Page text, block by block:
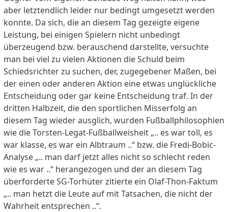
aber letztendlich leider nur bedingt umgesetzt werden
konnte. Da sich, die an diesem Tag gezeigte eigene
Leistung, bei einigen Spielern nicht unbedingt
überzeugend bzw. berauschend darstellte, versuchte
man bei viel zu vielen Aktionen die Schuld beim
Schiedsrichter zu suchen, der, zugegebener Maßen, bei
der einen oder anderen Aktion eine etwas unglückliche
Entscheidung oder gar keine Entscheidung traf. In der
dritten Halbzeit, die den sportlichen Misserfolg an
diesem Tag wieder ausglich, wurden Fußballphilosophien
wie die Torsten-Legat-Fußballweisheit „.. es war toll, es
war klasse, es war ein Albtraum ..“ bzw. die Fredi-Bobic-
Analyse „.. man darf jetzt alles nicht so schlecht reden
wie es war ..“ herangezogen und der an diesem Tag
überforderte SG-Torhüter zitierte ein Olaf-Thon-Faktum
„.. man hetzt die Leute auf mit Tatsachen, die nicht der
Wahrheit entsprechen ..“.